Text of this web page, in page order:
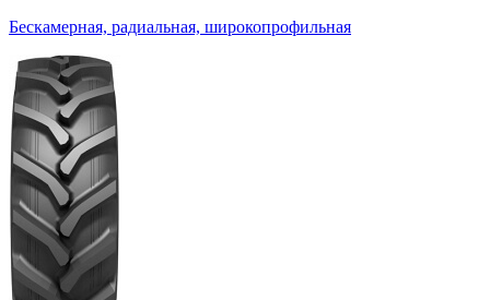
Бескамерная, радиальная, широкопрофильная